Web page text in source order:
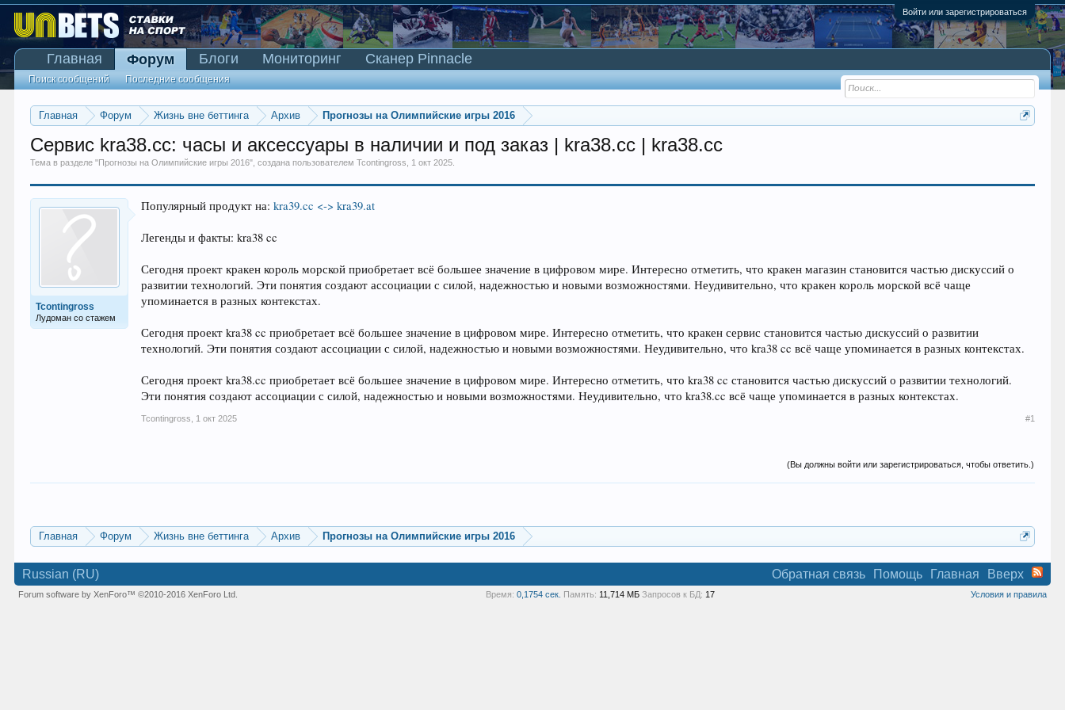
Войти или зарегистрироваться
Главная Форум Жизнь вне беттинга Архив Прогнозы на Олимпийские игры 2016
Сервис kra38.cc: часы и аксессуары в наличии и под заказ | kra38.cc | kra38.cc
Тема в разделе "Прогнозы на Олимпийские игры 2016", создана пользователемTcontingross 1 окт 2025
Tcontingross
Лудоман со стажем
Популярный продукт на:kra39.cc <-> kra39.at
Легенды и факты: kra38 cc
Сегодня проект кракен король морской приобретает всё большее значение в цифровом мире. Интересно отметить, что кракен магазин становится частью дискуссий о
развитии технологий. Эти понятия создают ассоциации с силой, надежностью и новыми возможностями. Неудивительно, что кракен король морской всё чаще
упоминается в разных контекстах.
Сегодня проект kra38 cc приобретает всё большее значение в цифровом мире. Интересно отметить, что кракен сервис становится частью дискуссий о развитии
технологий. Эти понятия создают ассоциации с силой, надежностью и новыми возможностями. Неудивительно, что kra38 cc всё чаще упоминается в разных контекстах.
Сегодня проект kra38.cc приобретает всё большее значение в цифровом мире. Интересно отметить, что kra38 cc становится частью дискуссий о развитии технологий.
Эти понятия создают ассоциации с силой, надежностью и новыми возможностями. Неудивительно, что kra38.cc всё чаще упоминается в разных контекстах.
Tcontingross 1 окт 2025 #1
(Вы должны войти или зарегистрироваться, чтобы ответить.)
Главная Форум Жизнь вне беттинга Архив Прогнозы на Олимпийские игры 2016
Главная Форум
Поиск сообщений Последние сообщения
Блоги Мониторинг Сканер Pinnacle
Russian (RU) Обратная связь Помощь Главная Вверх
Условия и правила
Forum software by XenForo™©2010-2016 XenForo Ltd. Время: 0,1754 сек. Память: 11,714 МБ Запросов к БД: 17